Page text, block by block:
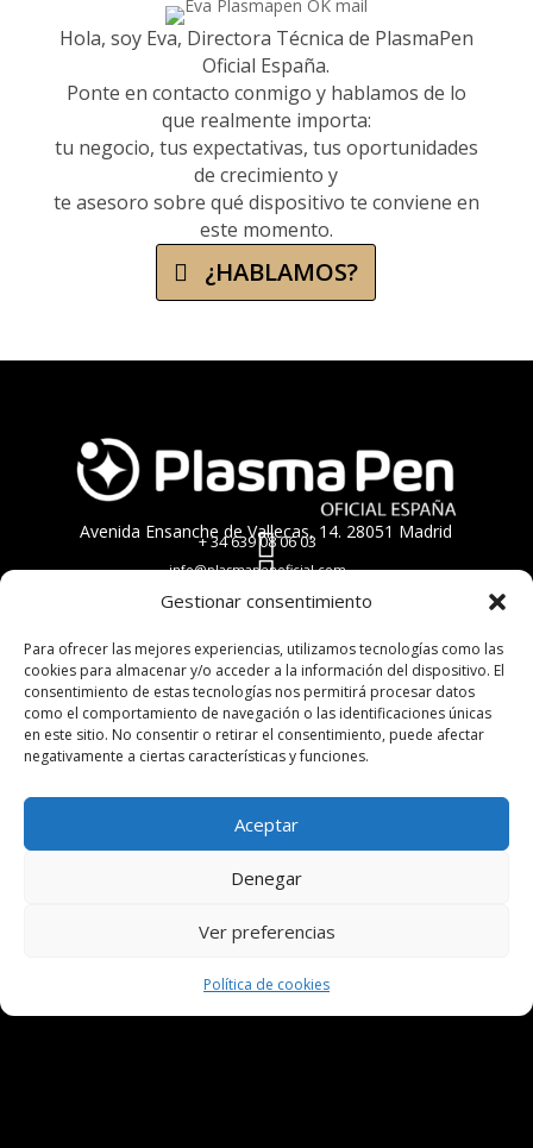
Gestionar consentimiento
Para ofrecer las mejores experiencias, utilizamos tecnologías como las
cookies para almacenar y/o acceder a la información del dispositivo. El
consentimiento de estas tecnologías nos permitirá procesar datos
como el comportamiento de navegación o las identificaciones únicas
en este sitio. No consentir o retirar el consentimiento, puede afectar
negativamente a ciertas características y funciones.
Aceptar
Denegar
Ver preferencias
Política de cookies
Hola, soy Eva, Directora Técnica de PlasmaPen
Oficial España.
Ponte en contacto conmigo y hablamos de lo
que realmente importa:
tu negocio, tus expectativas, tus oportunidades
de crecimiento y
te asesoro sobre qué dispositivo te conviene en
este momento.
¿HABLAMOS?
Avenida Ensanche de Vallecas, 14. 28051 Madrid

+ 34639 08 06 03

info@plasmapenoficial.com
DISPOSITIVOS
FACTORY
COOLJET
FORMACIÓN
PRODUCTOS
BLOG
Política de privacidad
Aviso legal
Política Devoluciones
